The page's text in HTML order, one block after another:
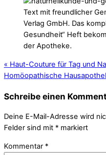
Text mit freundlicher
Verlag GmbH. Das
Gesundheit“ Heft
der Apotheke.
« Haut-Couture für Tag und
Homöopathische
Schreibe einen
Deine E-Mail-Adresse wird
Felder sind mit * markiert
Kommentar *